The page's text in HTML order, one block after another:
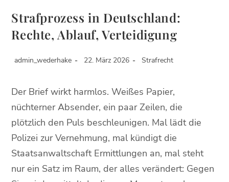
Strafprozess in Deutschland:
Rechte, Ablauf, Verteidigung
admin_wederhake 22. März 2026 Strafrecht
Der Brief wirkt harmlos. Weißes Papier,
nüchterner Absender, ein paar Zeilen, die
plötzlich den Puls beschleunigen. Mal lädt die
Polizei zur Vernehmung, mal kündigt die
Staatsanwaltschaft Ermittlungen an, mal steht
nur ein Satz im Raum, der alles verändert: Gegen